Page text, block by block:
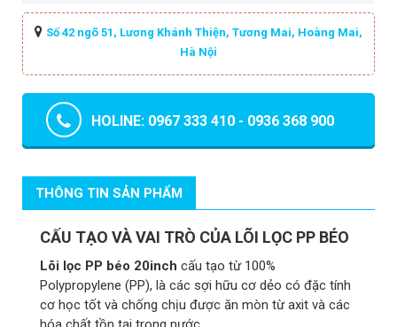
Số 42 ngõ 51, Lương Khánh Thiện, Tương Mai, Hoàng Mai,
Hà Nội
HOLINE: 0967 333 410 - 0936 368 900
THÔNG TIN SẢN PHẨM
CẤU TẠO VÀ VAI TRÒ CỦA LÕI LỌC PP BÉO
Lõi lọc PP béo 20inch cấu tạo từ 100%
Polypropylene (PP), là các sợi hữu cơ dẻo có đặc tính
cơ học tốt và chống chịu được ăn mòn từ axit và các